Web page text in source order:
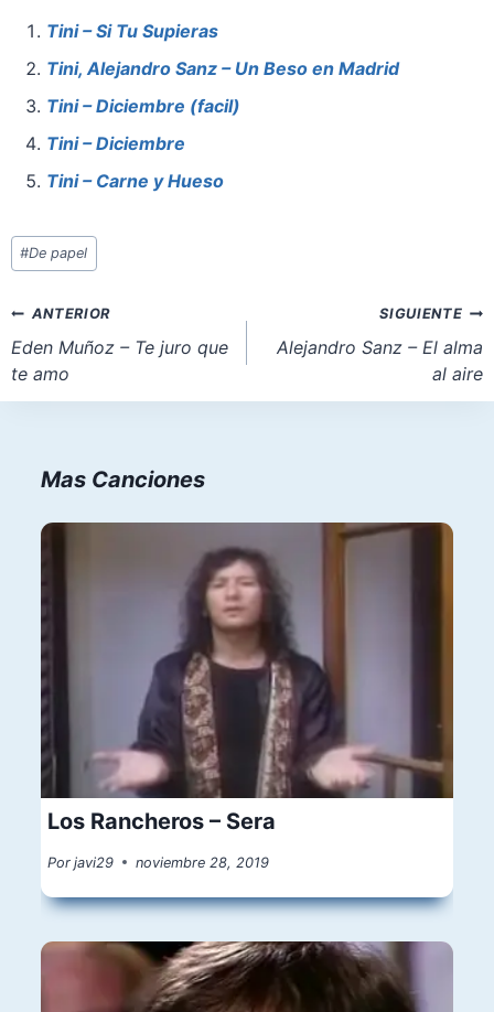
e
b
o
o
k
e
st
s
A
p
p
d
o
Tini – Si Tu Supieras
Tini, Alejandro Sanz – Un Beso en Madrid
Tini – Diciembre (facil)
Tini – Diciembre
Tini – Carne y Hueso
Etiquetas
de
entrada:
#De papel
Navegación
de
entradas
ANTERIOR
Eden Muñoz – Te juro que
te amo
SIGUIENTE
Alejandro Sanz – El alma
al aire
Mas Canciones
Los Rancheros – Sera
Por javi29 noviembre 28, 2019